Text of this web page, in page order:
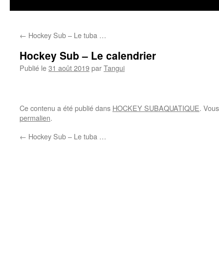
← Hockey Sub – Le tuba …
Hockey Sub – Le calendrier
Publié le31 août 2019parTangui
Ce contenu a été publié dans HOCKEY SUBAQUATIQUE.
permalien.
← Hockey Sub – Le tuba …